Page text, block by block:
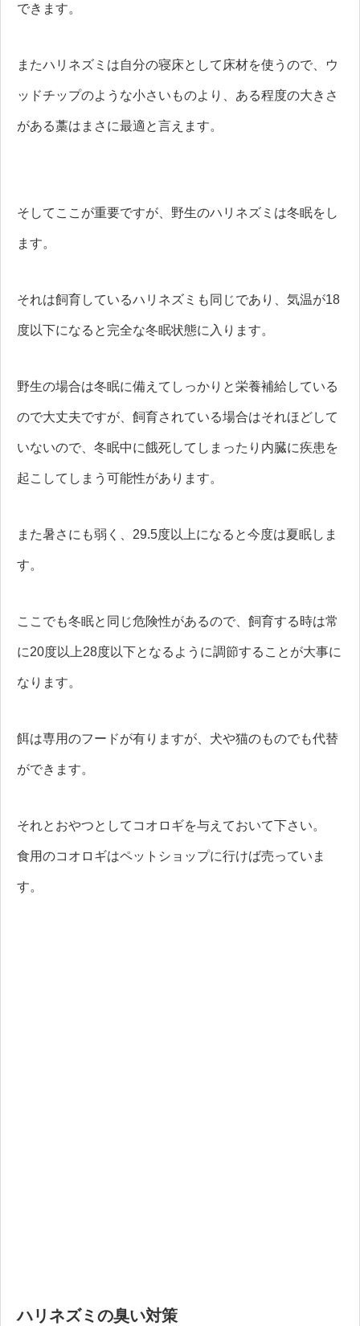
できます。
またハリネズミは自分の寝床として床材を使うので、ウ
ッドチップのような小さいものより、ある程度の大きさ
がある藁はまさに最適と言えます。
そしてここが重要ですが、野生のハリネズミは冬眠をし
ます。
それは飼育しているハリネズミも同じであり、気温が18
度以下になると完全な冬眠状態に入ります。
野生の場合は冬眠に備えてしっかりと栄養補給している
ので大丈夫ですが、飼育されている場合はそれほどして
いないので、冬眠中に餓死してしまったり内臓に疾患を
起こしてしまう可能性があります。
また暑さにも弱く、29.5度以上になると今度は夏眠しま
す。
ここでも冬眠と同じ危険性があるので、飼育する時は常
に20度以上28度以下となるように調節することが大事に
なります。
餌は専用のフードが有りますが、犬や猫のものでも代替
ができます。
それとおやつとしてコオロギを与えておいて下さい。
食用のコオロギはペットショップに行けば売っていま
す。
ハリネズミの臭い対策